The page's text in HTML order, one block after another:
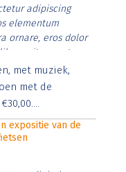
adipiscing
elementum
ornare, eros dolor
vitae erat.
id rutrum lorem
posuere.
met muziek,
met de
expositie van de